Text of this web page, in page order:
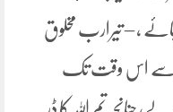
جائے ، – تیرارب مخلوق
سے اس وقت تک
لے، چنانچہ تم اللہ کا ڈر